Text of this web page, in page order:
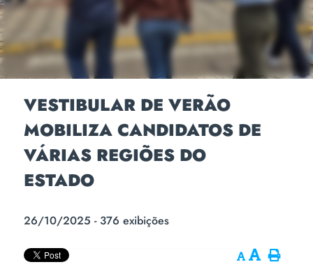
VESTIBULAR DE VERÃO
MOBILIZA CANDIDATOS DE
VÁRIAS REGIÕES DO
ESTADO
26/10/2025 - 376 exibições